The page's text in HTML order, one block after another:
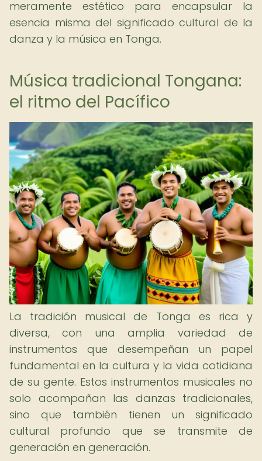
meramente estético para encapsular la
esencia misma del significado cultural de la
danza y la música en Tonga.
Música tradicional Tongana:
el ritmo del Pacífico
La tradición musical de Tonga es rica y
diversa, con una amplia variedad de
instrumentos que desempeñan un papel
fundamental en la cultura y la vida cotidiana
de su gente. Estos instrumentos musicales no
solo acompañan las danzas tradicionales,
sino que también tienen un significado
cultural profundo que se transmite de
generación en generación.